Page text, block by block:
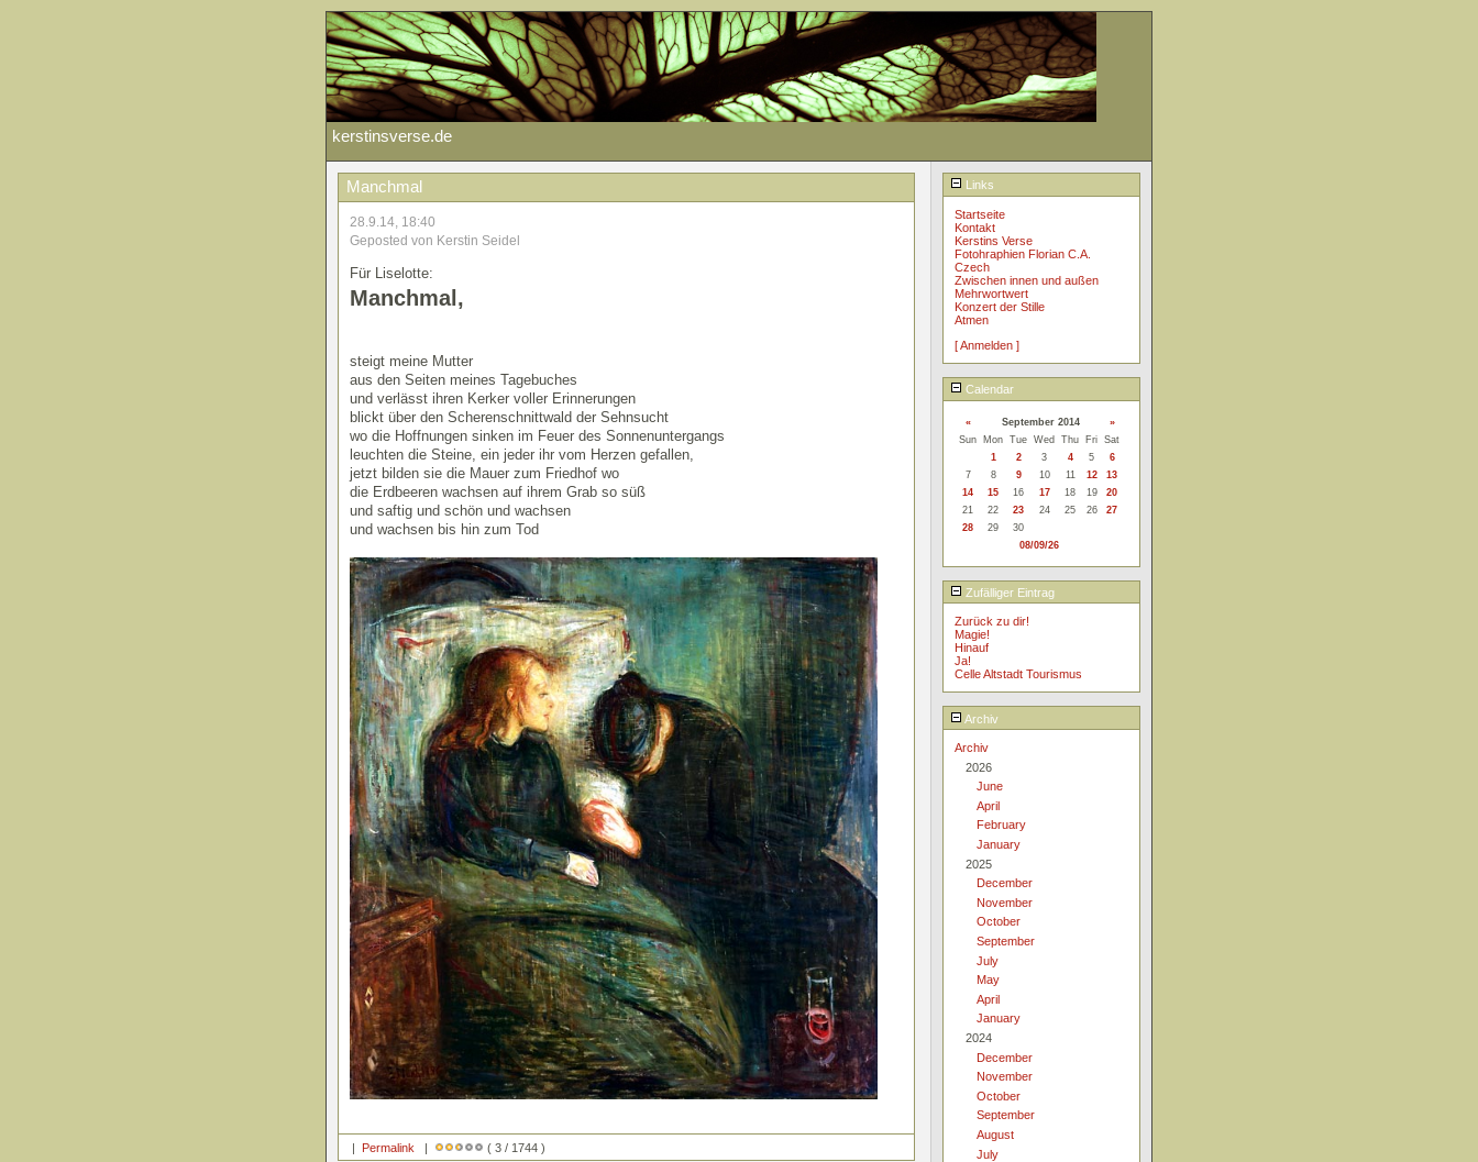
kerstinsverse.de
Links
Startseite
Kontakt
Kerstins Verse
Fotohraphien Florian C.A.
Czech
Zwischen innen und außen
Mehrwortwert
Konzert der Stille
Atmen
[ Anmelden ]
Calendar
« September 2014
»
Sun
Mon Tue Wed Thu Fri Sat
1
2 3 4 5
6
7
8 9 10 11 12
13
14
15 16 17 18 19
20
21
22 23 24 25 26
27
28
29
30
08/09/26
Zufälliger Eintrag
Zurück zu dir!
Magie!
Hinauf
Ja!
Celle Altstadt Tourismus
Archiv
Archiv
2026
June
April
February
January
2025
December
November
October
September
July
May
April
January
2024
December
November
October
September
August
July
Manchmal
28.9.14, 18:40
Geposted von Kerstin Seidel
Für Liselotte:
Manchmal,
steigt meine Mutter
aus den Seiten meines Tagebuches
und verlässt ihren Kerker voller Erinnerungen
blickt über den Scherenschnittwald der Sehnsucht
wo die Hoffnungen sinken im Feuer des Sonnenuntergangs
leuchten die Steine, ein jeder ihr vom Herzen gefallen,
jetzt bilden sie die Mauer zum Friedhof wo
die Erdbeeren wachsen auf ihrem Grab so süß
und saftig und schön und wachsen
und wachsen bis hin zum Tod
| Permalink | ( 3 / 1744 )